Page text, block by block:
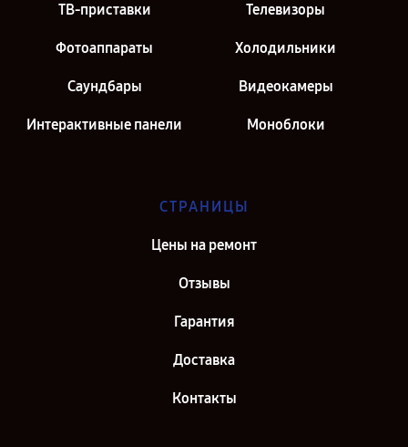
ТВ-приставки Телевизоры
Фотоаппараты Холодильники
Саундбары Видеокамеры
Интерактивные панели Моноблоки
СТРАНИЦЫ
Цены на ремонт
Отзывы
Гарантия
Доставка
Контакты